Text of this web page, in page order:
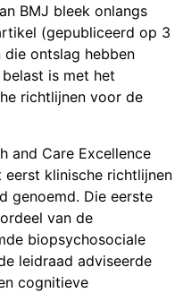
BMJ bleek onlangs
(gepubliceerd op 3
die ontslag hebben
is met het
richtlijnen voor de
and Care Excellence
klinische richtlijnen
genoemd. Die eerste
van de
biopsychosociale
leidraad adviseerde
cognitieve